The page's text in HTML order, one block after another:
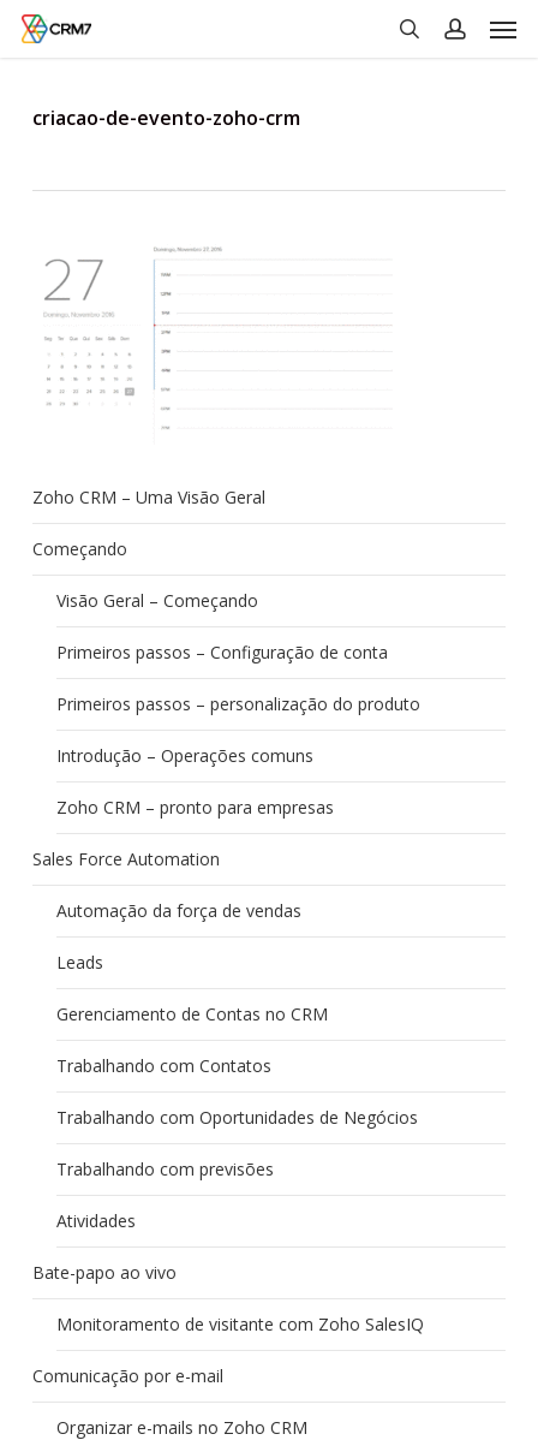
Skip
contentcriacao-de-evento-zoho-crm
Zoho CRM – Uma Visão Geral
Começando
Visão Geral – Começando
Primeiros passos – Configuração de conta
Primeiros passos – personalização do produto
Introdução – Operações comuns
Zoho CRM – pronto para empresas
Sales Force Automation
Automação da força de vendas
Leads
Gerenciamento de Contas no CRM
Trabalhando com Contatos
Trabalhando com Oportunidades de Negócios
Trabalhando com previsões
Atividades
Bate-papo ao vivo
Monitoramento de visitante com Zoho SalesIQ
Comunicação por e-mail
Organizar e-mails no Zoho CRM